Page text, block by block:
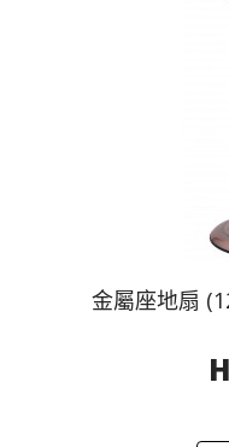
金屬座地扇